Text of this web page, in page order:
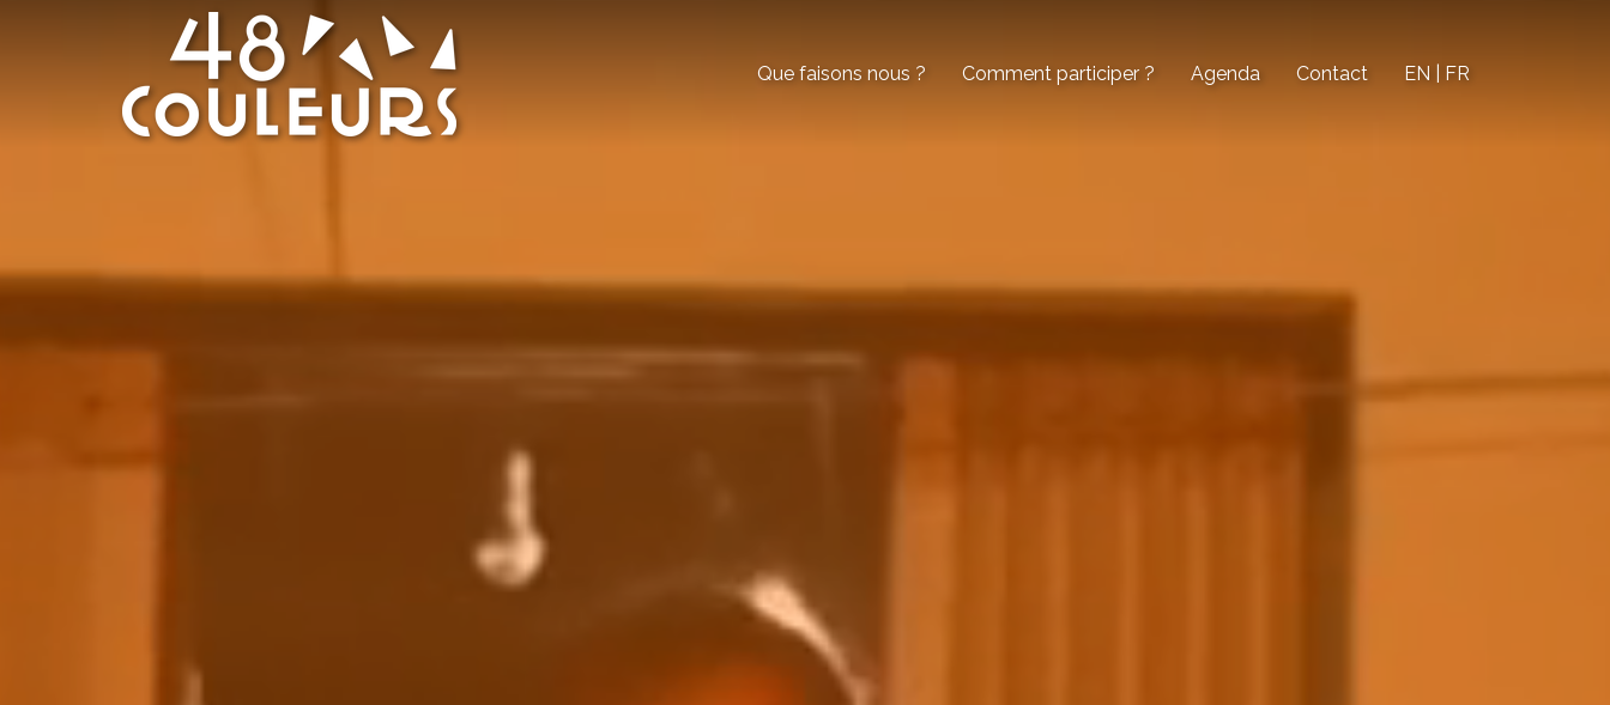
Que faisons nous ? Comment participer ? Agenda Contact EN | FR